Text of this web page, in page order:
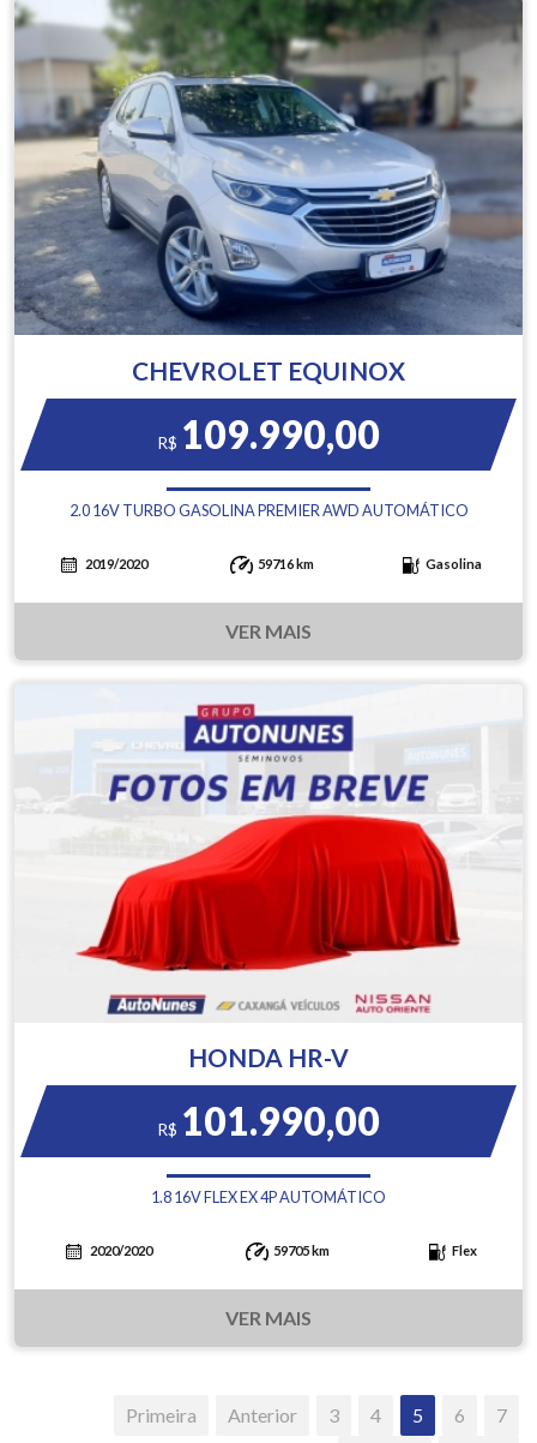
CHEVROLET EQUINOX
R$ 109.990,00
2.0 16V TURBO GASOLINA PREMIER AWD AUTOMÁTICO
2019/2020 59716 km Gasolina
VER MAIS
HONDA HR-V
R$ 101.990,00
1.8 16V FLEX EX 4P AUTOMÁTICO
2020/2020 59705 km Flex
VER MAIS
Primeira Anterior 3 4 5 6
7